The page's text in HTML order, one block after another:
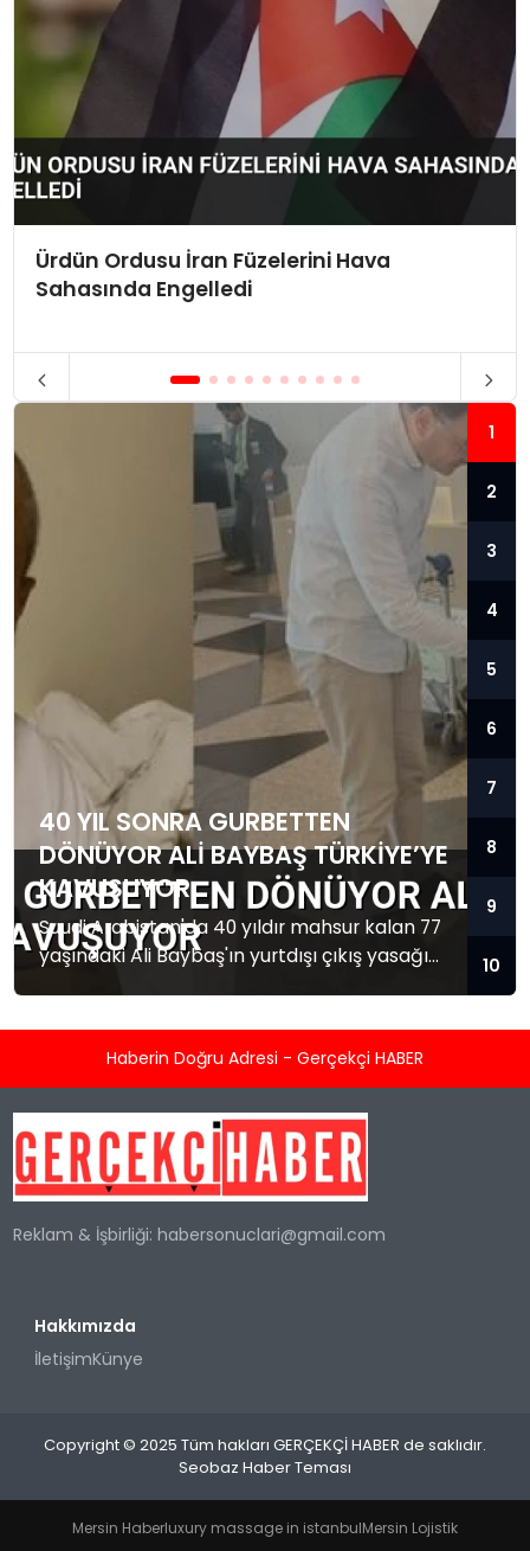
Ürdün Ordusu İran Füzelerini Hava
Sahasında Engelledi
40 YIL SONRA GURBETTEN
DÖNÜYOR ALI BAYBAŞ TÜRKIYE’YE
KAVUŞUYOR
Suudi Arabistan'da 40 yıldır mahsur kalan 77
yaşındaki Ali Baybaş'ın yurtdışı çıkış yasağı
1
2
3
4
5
6
7
8
9
10
Haberin Doğru Adresi - Gerçekçi HABER
Reklam & İşbirliği:habersonuclari@gmail.com
Hakkımızda
İletişimKünye
Copyright © 2025 Tüm hakları GERÇEKÇİ HABER de saklıdır.
Seobaz Haber Teması
Mersin Haberluxury massage in istanbulMersin Lojistik